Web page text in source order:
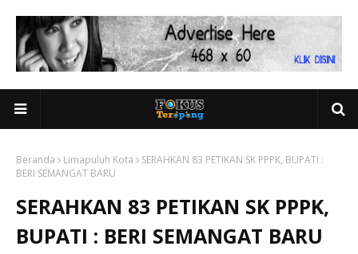
Beranda Limapuluh Kota
SERAHKAN 83 PETIKAN SK PPPK, BUPATI :
BERI SEMANGAT BARU
SERAHKAN 83 PETIKAN SK PPPK,
BUPATI : BERI SEMANGAT BARU